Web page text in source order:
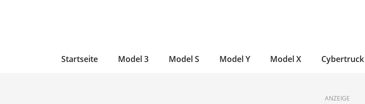
Startseite Model 3 Model S Model Y Model X Cybertruck
ANZEIGE